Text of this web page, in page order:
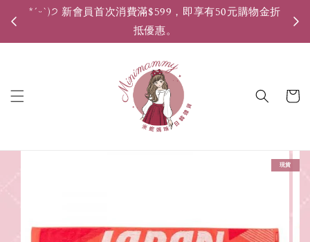
*ˊᵕˋ)੭ 新會員首次消費滿$599，即享有50元購物金折
抵優惠。
現貨